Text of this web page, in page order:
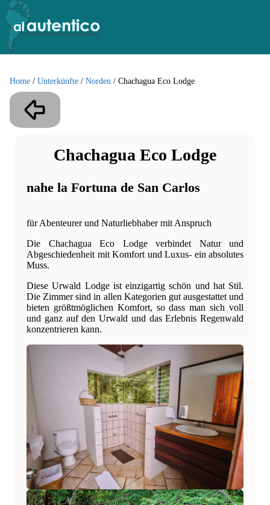
Home / Unterkünfte / Norden / Chachagua Eco Lodge
Chachagua Eco Lodge
nahe la Fortuna de San Carlos
für Abenteurer und Naturliebhaber mit Anspruch
Die Chachagua Eco Lodge verbindet Natur und
Abgeschiedenheit mit Komfort und Luxus- ein absolutes
Muss.
Diese Urwald Lodge ist einzigartig schön und hat Stil.
Die Zimmer sind in allen Kategorien gut ausgestattet und
bieten größtmöglichen Komfort, so dass man sich voll
und ganz auf den Urwald und das Erlebnis Regenwald
konzentrieren kann.